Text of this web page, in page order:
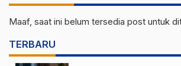
Maaf, saat ini belum tersedia post untuk
TERBARU